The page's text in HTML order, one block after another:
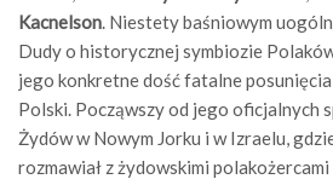
Kacnelson. Niestety baśniowym
Dudy o historycznej symbiozie
jego konkretne dość fatalne
Polski. Począwszy od jego oficjalnych
Żydów w Nowym Jorku i w Izraelu,
rozmawiał z żydowskimi